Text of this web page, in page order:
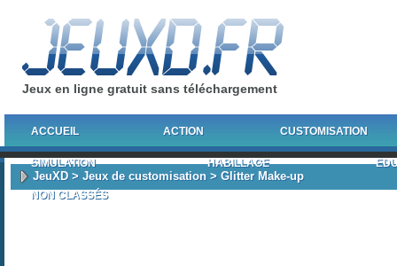
Jeux en ligne gratuit sans téléchargement
ACCUEIL ACTION CUSTOMISATION
SIMULATION HABILLAGE
NON CLASSÉS
JeuXD> Jeux de customisation > Glitter Make-up